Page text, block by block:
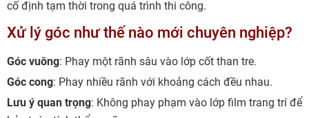
cố định tạm thời trong quá trình thi công.
Xử lý góc như thế nào mới chuyên nghiệp?
Góc vuông: Phay một rãnh sâu vào lớp cốt than tre.
Góc cong: Phay nhiều rãnh với khoảng cách đều nhau.
Lưu ý quan trọng: Không phay phạm vào lớp film trang trí để